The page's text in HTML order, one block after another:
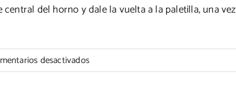
del horno y dale la vuelta a la paletilla, una
desactivadosen
Paletilla